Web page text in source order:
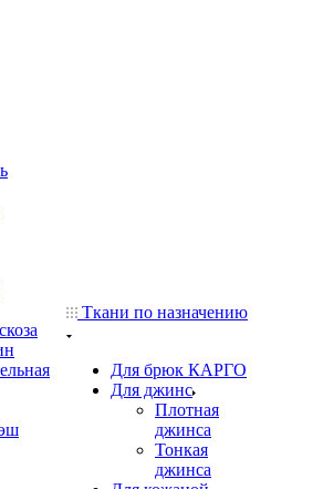
Ткани по назначению
Для брюк КАРГО
Для джинс
Плотная
джинса
Тонкая
джинса